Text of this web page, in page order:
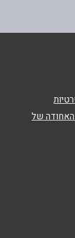
האחודה של